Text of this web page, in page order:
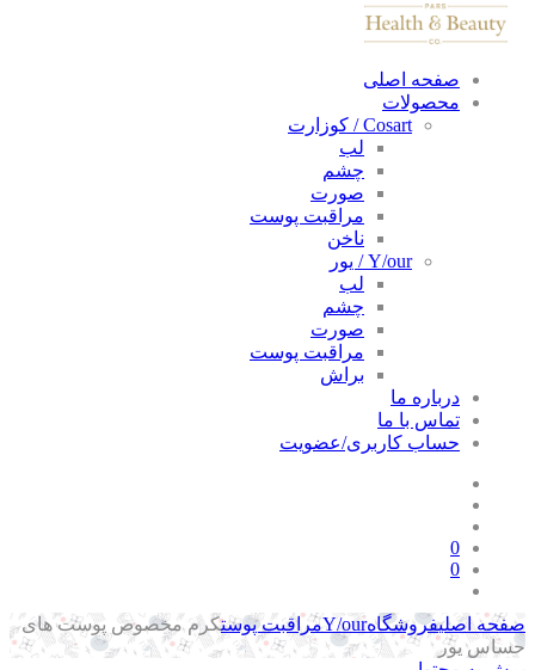
صفحه اصلی
محصولات
Cosart / کوزارت
لب
چشم
صورت
مراقبت پوست
ناخن
Y/our / یور
لب
چشم
صورت
مراقبت پوست
براش
درباره ما
تماس با ما
حساب کاربری/عضویت
0
0
اصلیفروشگاهY/ourمراقبت پوستکرم مخصوص پوست های
یور